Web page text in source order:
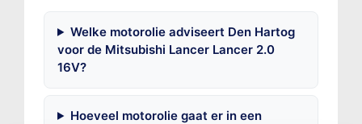
Welke motorolie adviseert Den Hartog
voor de Mitsubishi Lancer Lancer 2.0
16V?
Hoeveel motorolie gaat er in een